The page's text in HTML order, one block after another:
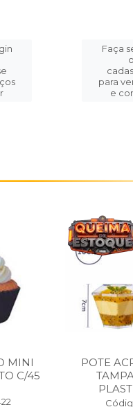
Faça
para
e
MINI
C/45
POTE